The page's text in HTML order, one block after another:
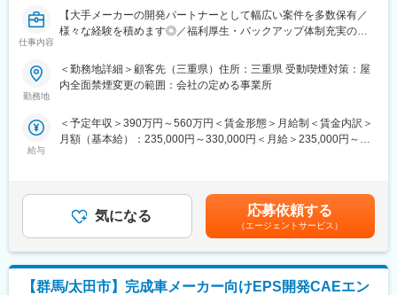
のため、自由度の高い働き方が可能です。
フラットな組織であるため、以下も魅力です。
・自部門で担当する技術範囲が広く、担当者であっても主体的に
・設計や実験等の関係部門との密接な連携を通じて、四輪の技術
者として幅広い知識、スキルを身につけることができます。
関わりを理解できます。
な志向・用途に合わせた軽自動車を発売し、時代と共に進化し続
けています。加えて、軽自動車の開発を通じて培ってきた小さな
クルマづくりの技術を活かしたスズキのコンパクトカーは、狭い
CO2の排出量が少ない環境性能の面でも高く評価され、世界中で
選ばれています。
仕事内容
【大手メーカーの開発パートナーとして幅広い案件を多数保有／
様々な経験を積めます◎／福利厚生・バックアップ体制充実の中
■業務内容：
・FEMAPによる熱解析
・Moldex3Dによる樹脂流動解析
■使用ツール：
CAE、CATIA V5
■職場環境・魅力：
・別途、賞与年2回、時間外手当（1分単位）、各種手当（家族、
勤務地
＜勤務地詳細＞顧客先（三重県）住所：三重県 受動喫煙対策：屋
内全面禁煙変更の範囲：会社の定める事業所
給与
＜予定年収＞390万円～560万円＜賃金形態＞月給制＜賃金内訳＞
月額（基本給）：235,000円～330,000円＜月給＞235,000円～
て上下する可能性があります。月給(月額)は固定手当を含めた表記
です。 気になる 応募依頼する
（エージェントサービス）
【群馬/太田市】完成車メーカー向けEPS開発CAEエン